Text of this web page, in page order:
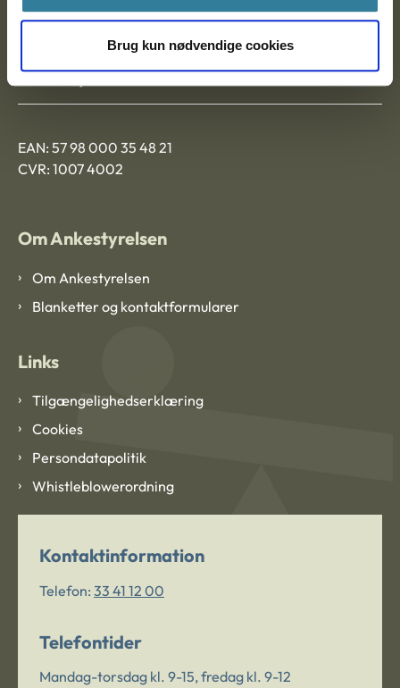
Brug kun nødvendige cookies
Ankestyrelsen Aalborg
Ankestyrelsen København
EAN: 57 98 000 35 48 21
CVR: 1007 4002
Om Ankestyrelsen
Om Ankestyrelsen
Blanketter og kontaktformularer
Links
Tilgængelighedserklæring
Cookies
Persondatapolitik
Whistleblowerordning
Kontaktinformation
Telefon: 33 41 12 00
Telefontider
Mandag-torsdag kl. 9-15, fredag kl. 9-12